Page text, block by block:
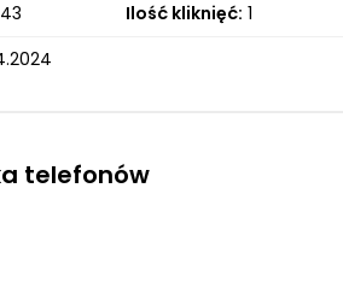
Ilość kliknięć: 1
telefonów